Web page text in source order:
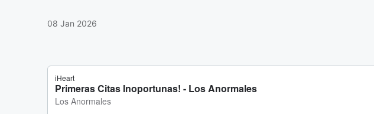
08 Jan 2026